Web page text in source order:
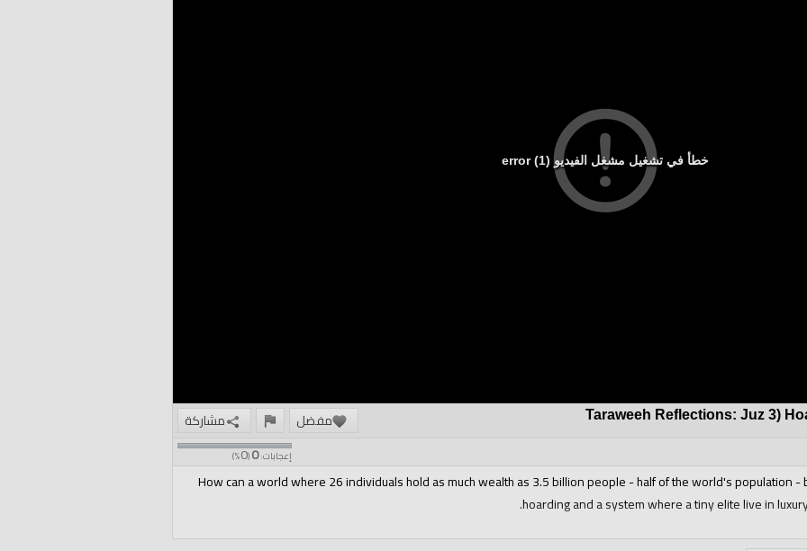
خطأ في تشغيل مشغل الفيديو (1) error
مفضل مشاركة Taraweeh Reflections: Juz 3)
إعجابات:0
(
0
%)
How can a world where 26 individuals hold as much wealth as 3.5 billion people - half of the world's population
hoarding and a system where a tiny elite live in